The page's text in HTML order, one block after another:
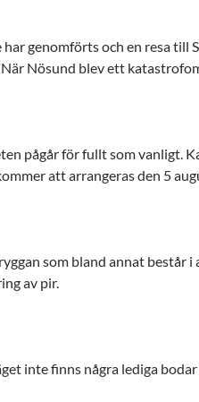
genomförts och en resa till
Nösund blev ett
pågår för fullt som vanligt.
att arrangeras den 5
som bland annat består i
av pir.
inte finns några lediga